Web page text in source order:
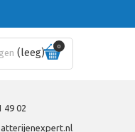
0
(leeg)
49 02